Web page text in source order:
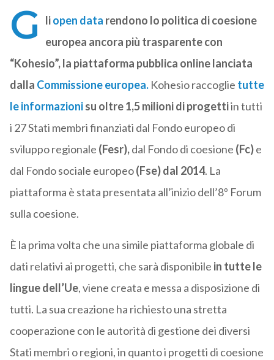
G liopen data rendono lo politica di coesione
europea ancora più trasparente con
“Kohesio”, la piattaforma pubblica online lanciata
dalla Commissione europea.Kohesio raccoglie tutte
le informazionisu oltre 1,5 milioni di progettiin tutti
i 27 Stati membri finanziati dal Fondo europeo di
sviluppo regionale (Fesr),dal Fondo di coesione (Fc)e
dal Fondo sociale europeo(Fse) dal 2014. La
piattaforma è stata presentata all’inizio dell’8º Forum
sulla coesione.
È la prima volta che una simile piattaforma globale di
dati relativi ai progetti, che sarà disponibile in tutte le
lingue dell’Ue, viene creata e messa a disposizione di
tutti. La sua creazione ha richiesto una stretta
cooperazione con le autorità di gestione dei diversi
Stati membri o regioni, in quanto i progetti di coesione